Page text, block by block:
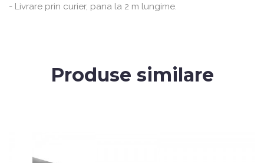
- Livrare prin curier, pana la 2 m lungime.
Produse similare